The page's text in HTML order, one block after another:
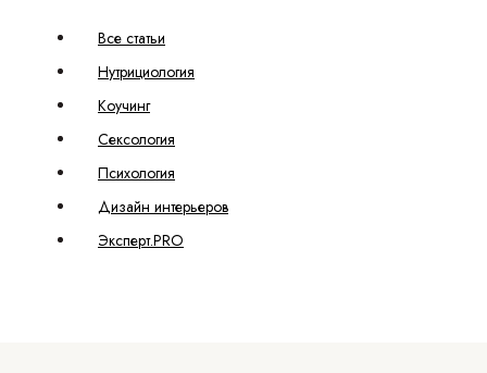
Все статьи
Нутрициология
Коучинг
Сексология
Психология
Дизайн интерьеров
Эксперт.PRO